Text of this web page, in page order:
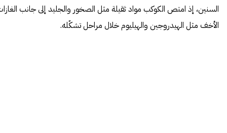
السنين، إذ امتص الكوكب مواد ثقيلة مثل الصخور والجليد إلى جانب
الأخف مثل الهيدروجين والهيليوم خلال مراحل تشكّله.